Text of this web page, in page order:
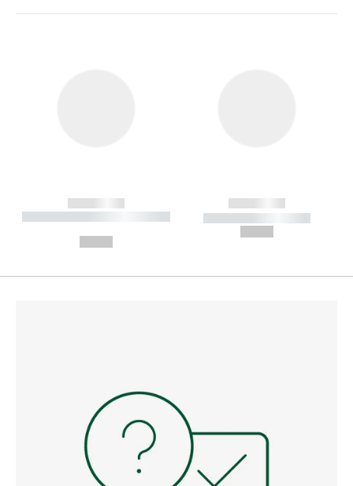
------------
----------- ----------- --------
------------
----------- -----------